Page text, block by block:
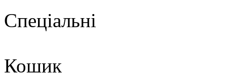
Спеціальні
Кошик